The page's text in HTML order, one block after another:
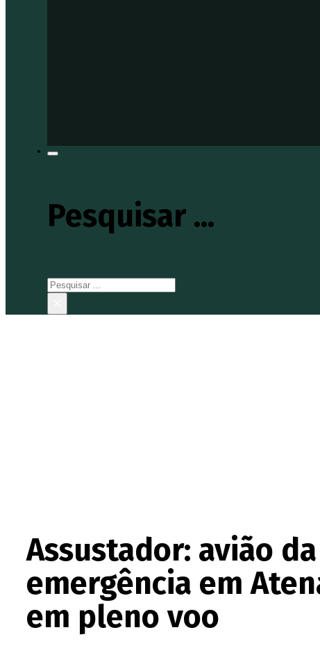
Pesquisar ...
Pesquisar
Assustador: avião
emergência em
em pleno voo